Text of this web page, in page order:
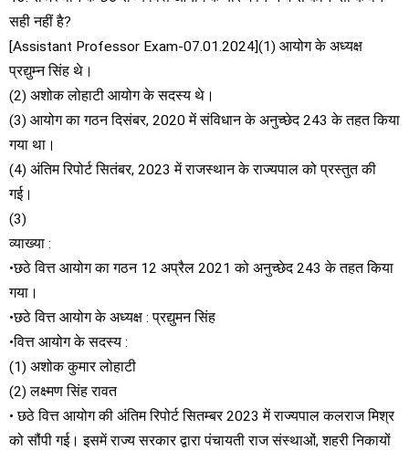
सही नहीं है?
[Assistant Professor Exam-07.01.2024](1) आयोग के अध्यक्ष
प्रद्युम्न सिंह थे।
(2) अशोक लोहाटी आयोग के सदस्य थे।
(3) आयोग का गठन दिसंबर, 2020 में संविधान के अनुच्छेद 243 के तहत किया
गया था।
(4) अंतिम रिपोर्ट सितंबर, 2023 में राजस्थान के राज्यपाल को प्रस्तुत की
गई।
(3)
व्याख्या :
•छठे वित्त आयोग का गठन 12 अप्रैल 2021 को अनुच्छेद 243 के तहत किया
गया।
•छठे वित्त आयोग के अध्यक्ष : प्रद्युमन सिंह
•वित्त आयोग के सदस्य :
(1) अशोक कुमार लोहाटी
(2) लक्ष्मण सिंह रावत
• छठे वित्त आयोग की अंतिम रिपोर्ट सितम्बर 2023 में राज्यपाल कलराज मिश्र
को सौंपी गई। इसमें राज्य सरकार द्वारा पंचायती राज संस्थाओं, शहरी निकायों